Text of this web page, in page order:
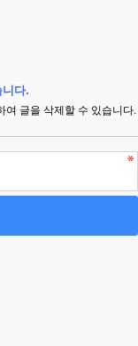
다.
여 글을 삭제할 수 있습니다.